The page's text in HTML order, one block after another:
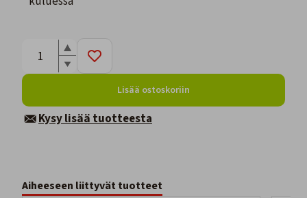
Lisää ostoskoriin
Kysy lisää tuotteesta
Aiheeseen liittyvät tuotteet